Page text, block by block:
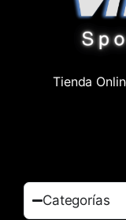
Tienda
Categorías